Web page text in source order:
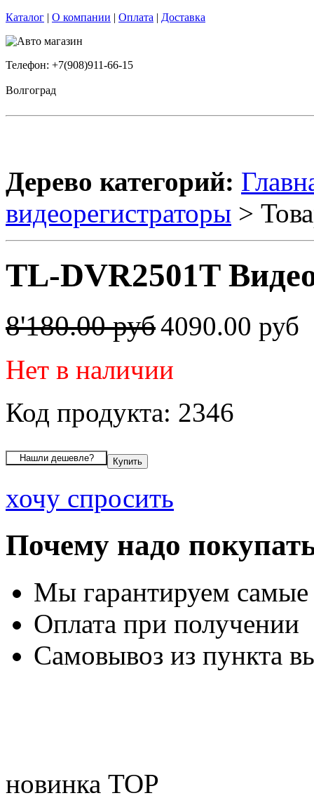
Каталог | О компании | Оплата | Доставка
Телефон: +7(908)911-66-15
Волгоград
Дерево категорий:
видеорегистраторы >
TL-DVR2501T
8'180.00 руб4090.00 руб
Нет в наличии
Код продукта: 2346
хочу спросить
Почему надо
Мы гарантируем
Оплата при получении
Самовывоз из пункта
новинка TOP